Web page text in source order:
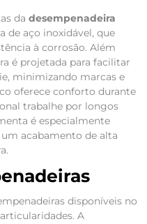
da desempenadeira
de aço inoxidável, que
à corrosão. Além
é projetada para facilitar
minimizando marcas e
oferece conforto durante
trabalhe por longos
é especialmente
acabamento de alta
disponíveis no
A